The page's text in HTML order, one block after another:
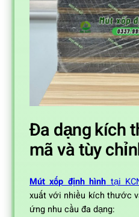
Đa dạng kích
mã và tùy
Mút xốp định hìnhtại
xuất với nhiều kích thước
ứng nhu cầu đa dạng: